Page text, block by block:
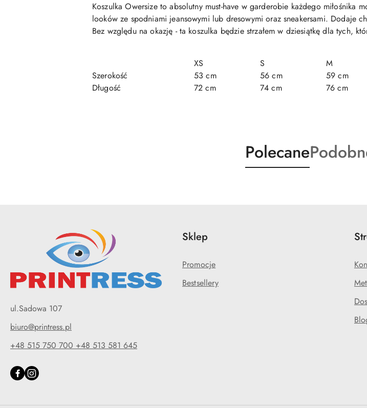
Koszulka Owersize to absolutny must-have w garderobie każdego miłośnika
looków ze spodniami jeansowymi lub dresowymi oraz sneakersami. Dodaje
Bez względu na okazję - ta koszulka będzie strzałem w dziesiątkę dla tych,
XS S M
Szerokość
53 cm 56 cm 59 cm
Długość
72 cm 74 cm 76 cm
Produkty
o
Polecane
o
ul.Sadowa 107
biuro@printress.pl
+48 515 750 700 +48 513 581 645
Sklep
Promocje
Bestsellery